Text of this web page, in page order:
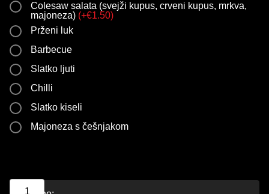
Colesaw salata (svejži kupus, crveni kupus, mrkva,
majoneza) (+€1.50)
Prženi luk
Barbecue
Slatko ljuti
Chilli
Slatko kiseli
Majoneza s češnjakom